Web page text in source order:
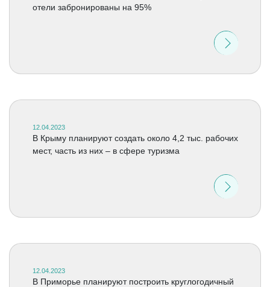
отели забронированы на 95%
12.04.2023
В Крыму планируют создать около 4,2 тыс. рабочих
мест, часть из них – в сфере туризма
12.04.2023
В Приморье планируют построить круглогодичный